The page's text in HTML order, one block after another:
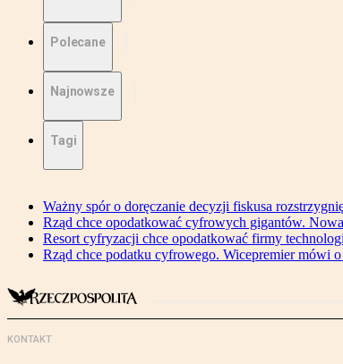
Polecane
Najnowsze
Tagi
Ważny spór o doręczanie decyzji fiskusa
Rząd chce opodatkować cyfrowych gigantów.
Resort cyfryzacji chce opodatkować firmy
Rząd chce podatku cyfrowego. Wicepremier mówi
KONTAKT